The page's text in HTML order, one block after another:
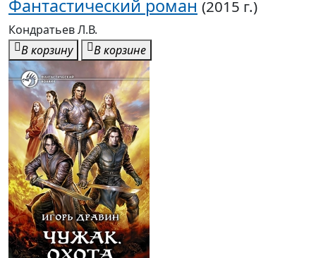
Кондратьев Л.В.
В корзину
В корзине